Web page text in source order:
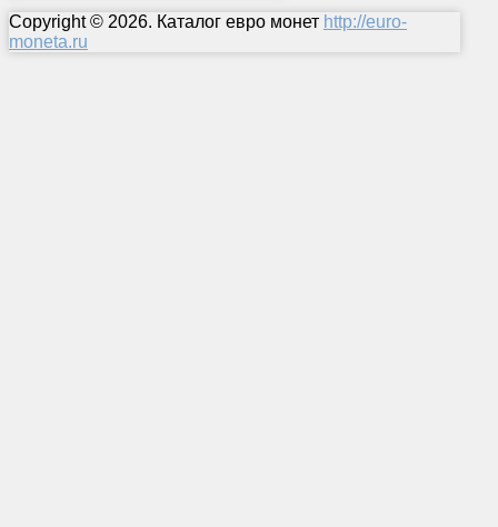
Copyright © 2026. Каталог евро монет http://euro-
moneta.ru